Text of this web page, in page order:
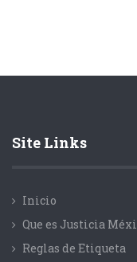
Site Links
Inicio
Que es Justicia
Reglas de Etiqueta